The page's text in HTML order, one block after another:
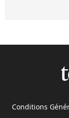
Conditions